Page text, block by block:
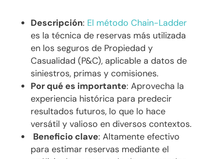
Descripción: El método Chain-Ladder
es la técnica de reservas más utilizada
en los seguros de Propiedad y
Casualidad (P&C), aplicable a datos de
siniestros, primas y comisiones.
Por qué es importante: Aprovecha la
experiencia histórica para predecir
resultados futuros, lo que lo hace
versátil y valioso en diversos contextos.
Beneficio clave: Altamente efectivo
para estimar reservas mediante el